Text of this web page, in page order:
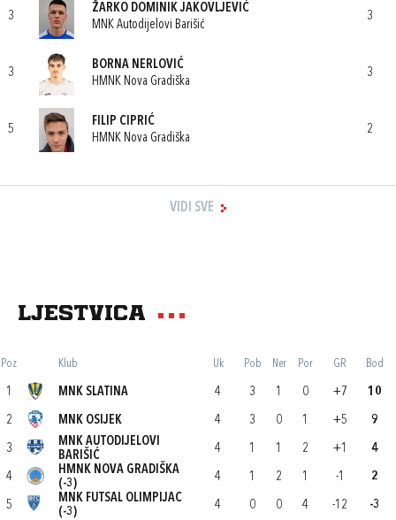
3
ŽARKO DOMINIK JAKOVLJEVIĆ
MNK Autodijelovi Barišić
3
3
BORNA NERLOVIĆ
HMNK Nova Gradiška
3
5
FILIP CIPRIĆ
HMNK Nova Gradiška
2
VIDI SVE
Ljestvica
Poz Klub Uk Pob Ner Por GR Bod
1 MNK SLATINA 4 3 1 0 +7 10
2 MNK OSIJEK 4 3 0 1 +5 9
3
MNK AUTODIJELOVI
BARIŠIĆ
4 1 1 2 +1 4
4
HMNK NOVA GRADIŠKA
(-3)
4 1 2 1 -1 2
5
MNK FUTSAL OLIMPIJAC
(-3)
4 0 0 4 -12 -3